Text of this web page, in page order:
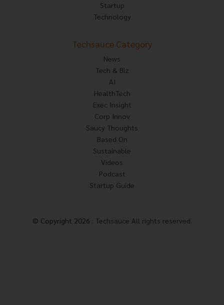
Startup
Technology
Techsauce Category
News
Tech & Biz
AI
HealthTech
Exec Insight
Corp Innov
Saucy Thoughts
Based On
Sustainable
Videos
Podcast
Startup Guide
© Copyright 2026 : Techsauce All rights reserved.